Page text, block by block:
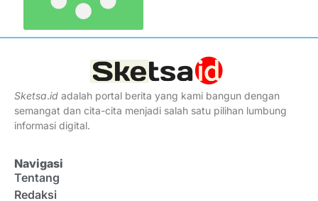
Sketsa.id adalah portal berita yang kami bangun dengan
semangat dan cita-cita menjadi salah satu pilihan lumbung
informasi digital.
Navigasi
Tentang
Redaksi